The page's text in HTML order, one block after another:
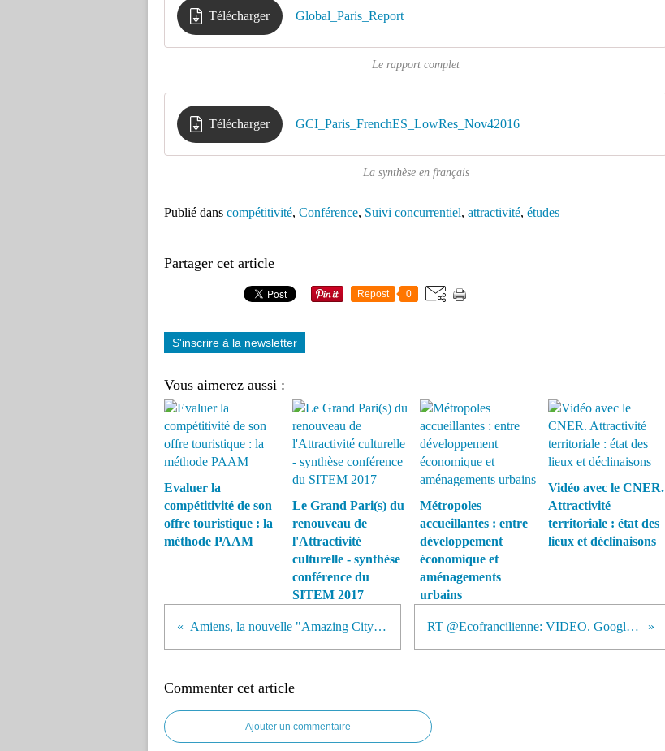
Télécharger Global_Paris_Report
Le rapport complet
Télécharger GCI_Paris_FrenchES_LowRes_Nov42016
La synthèse en français
Publié dans compétitivité, Conférence, Suivi concurrentiel, attractivité, études
Partager cet article
Repost 0
S'inscrire à la newsletter
Vous aimerez aussi :
Evaluer la
compétitivité de son
offre touristique : la
méthode PAAM
Le Grand Pari(s) du
renouveau de
l'Attractivité
culturelle - synthèse
conférence du
SITEM 2017
Métropoles
accueillantes : entre
développement
économique et
aménagements
urbains
Vidéo avec le CNER.
Attractivité
territoriale : état des
lieux et déclinaisons
Amiens, la nouvelle "Amazing City" française RT @Ecofrancilienne: VIDEO. Google propose...
Commenter cet article
Ajouter un commentaire